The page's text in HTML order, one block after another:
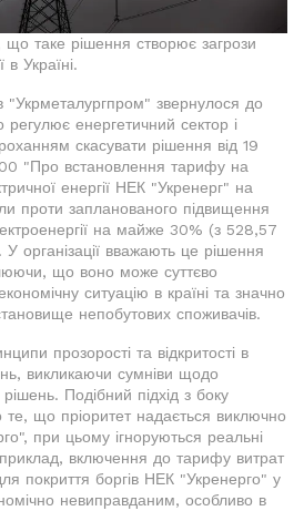
що таке рішення створює загрози
в Україні.
"Укрметалургпром" звернулося до
регулює енергетичний сектор і
скасувати рішення від 19
"Про встановлення тарифу на
енергії НЕК "Укренерг" на
проти запланованого підвищення
на майже 30% (з 528,57
організації вважають це рішення
що воно може суттєво
ситуацію в країні та значно
непобутових споживачів.
прозорості та відкритості в
викликаючи сумніви щодо
Подібний підхід з боку
те, що пріоритет надається виключно
при цьому ігноруються реальні
включення до тарифу витрат
покриття боргів НЕК "Укренерго" у
невиправданим, особливо в